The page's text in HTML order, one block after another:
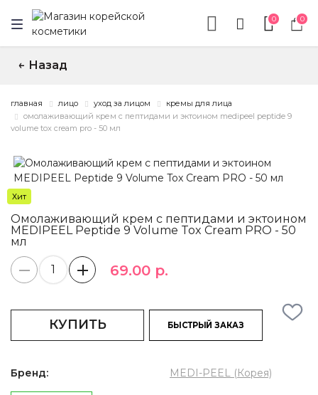
0 0
↑ Назад
главная лицо уход за лицом
кремы для лица
омолаживающий крем с пептидами и эктоином medipeel peptide 9
volume tox cream pro - 50 мл
Хит
Омолаживающий крем с пептидами и эктоином
MEDIPEEL Peptide 9 Volume Tox Cream PRO - 50
мл
69.00 р.
КУПИТЬ БЫСТРЫЙ ЗАКАЗ
Бренд: MEDI-PEEL (Корея)